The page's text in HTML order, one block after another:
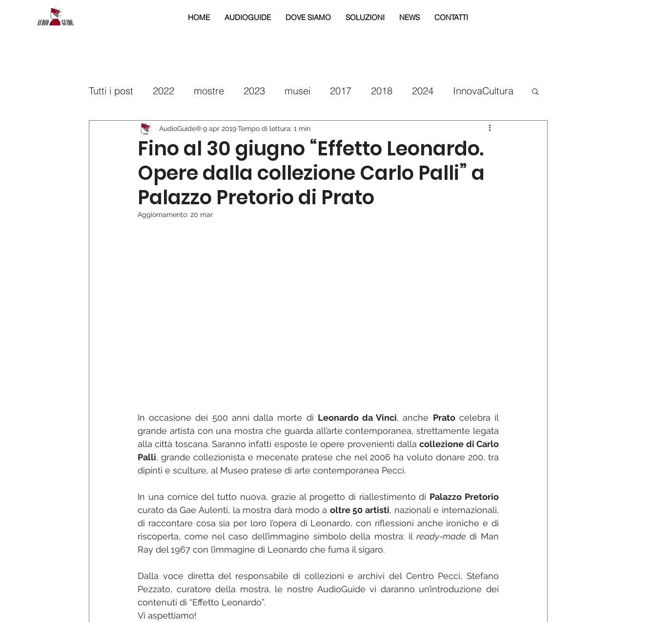
HOME AUDIOGUIDE DOVE SIAMO SOLUZIONI NEWS CONTATTI
Tutti i post 2022 mostre 2023 musei 2017 2018 2024 InnovaCultura
2026 interreg 2019 2020
Fino al 30 giugno “Effetto Leonardo.
Opere dalla collezione Carlo Palli” a
Palazzo Pretorio di Prato
AudioGuide® 9 apr 2019Tempo di lettura: 1 min
Aggiornamento: 20 mar
In occasione dei 500 anni dalla morte di Leonardo da Vinci, anche Prato celebra il
grande artista con una mostra che guarda all’arte contemporanea, strettamente legata
alla città toscana. Saranno infatti esposte le opere provenienti dalla collezione di Carlo
Palli, grande collezionista e mecenate pratese che nel 2006 ha voluto donare 200, tra
dipinti e sculture, al Museo pratese di arte contemporanea Pecci.
In una cornice del tutto nuova, grazie al progetto di riallestimento di Palazzo Pretorio
curato da Gae Aulenti, la mostra darà modo a oltre 50 artisti, nazionali e internazionali,
di raccontare cosa sia per loro l’opera di Leonardo, con riflessioni anche ironiche e di
riscoperta, come nel caso dell’immagine simbolo della mostra: il ready-made di Man
Ray del 1967 con l’immagine di Leonardo che fuma il sigaro.
Dalla voce diretta del responsabile di collezioni e archivi del Centro Pecci, Stefano
Pezzato, curatore della mostra, le nostre AudioGuide vi daranno un’introduzione dei
contenuti di “Effetto Leonardo”.
Vi aspettiamo!